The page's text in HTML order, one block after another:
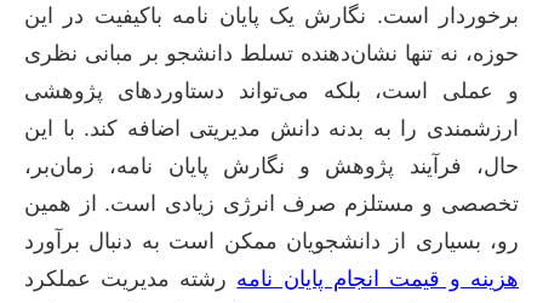
برخوردار است. نگارش یک پایان نامه باکیفیت در این
حوزه، نه تنها نشان‌دهنده تسلط دانشجو بر مبانی نظری
و عملی است، بلکه می‌تواند دستاوردهای پژوهشی
ارزشمندی را به بدنه دانش مدیریتی اضافه کند. با این
حال، فرآیند پژوهش و نگارش پایان نامه، زمان‌بر،
تخصصی و مستلزم صرف انرژی زیادی است. از همین
رو، بسیاری از دانشجویان ممکن است به دنبال برآورد
هزینه و قیمت انجام پایان نامه رشته مدیریت عملکرد